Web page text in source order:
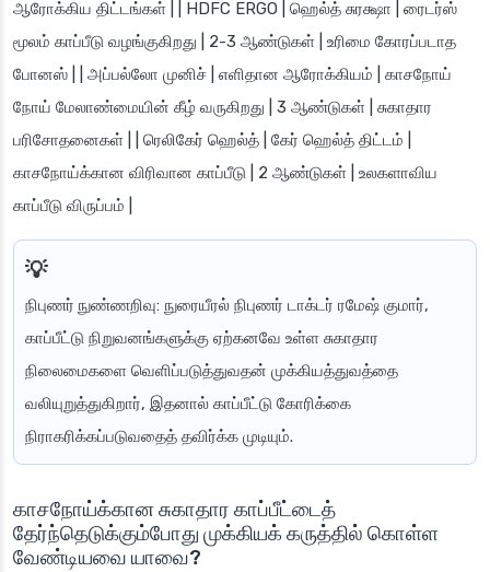
ஆரோக்கிய திட்டங்கள் | | HDFC ERGO | ஹெல்த் சுரக்ஷா | ரைடர்ஸ்
மூலம் காப்பீடு வழங்குகிறது | 2-3 ஆண்டுகள் | உரிமை கோரப்படாத
போனஸ் | | அப்பல்லோ முனிச் | எளிதான ஆரோக்கியம் | காசநோய்
நோய் மேலாண்மையின் கீழ் வருகிறது | 3 ஆண்டுகள் | சுகாதார
பரிசோதனைகள் | | ரெலிகேர் ஹெல்த் | கேர் ஹெல்த் திட்டம் |
காசநோய்க்கான விரிவான காப்பீடு | 2 ஆண்டுகள் | உலகளாவிய
காப்பீடு விருப்பம் |
நிபுணர் நுண்ணறிவு: நுரையீரல் நிபுணர் டாக்டர் ரமேஷ் குமார்,
காப்பீட்டு நிறுவனங்களுக்கு ஏற்கனவே உள்ள சுகாதார
நிலைமைகளை வெளிப்படுத்துவதன் முக்கியத்துவத்தை
வலியுறுத்துகிறார், இதனால் காப்பீட்டு கோரிக்கை
நிராகரிக்கப்படுவதைத் தவிர்க்க முடியும்.
காசநோய்க்கான சுகாதார காப்பீட்டைத்
தேர்ந்தெடுக்கும்போது முக்கியக் கருத்தில் கொள்ள
வேண்டியவை யாவை?